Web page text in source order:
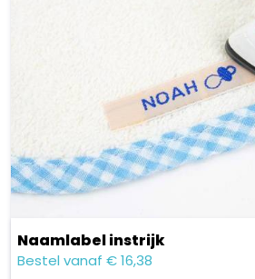
Naamlabel instrijk
Bestel vanaf € 16,38